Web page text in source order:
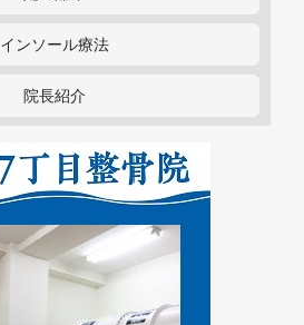
インソール療法
院長紹介